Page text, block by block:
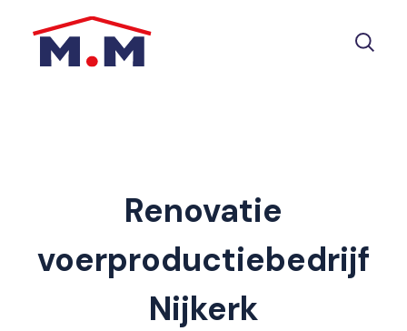
Renovatie
voerproductiebedrijf
Nijkerk